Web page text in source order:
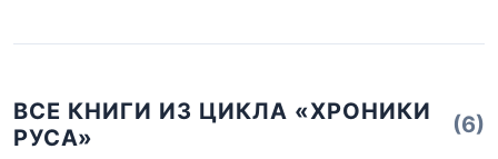
ВСЕ КНИГИ ИЗ ЦИКЛА «ХРОНИКИ
РУСА»
(6)